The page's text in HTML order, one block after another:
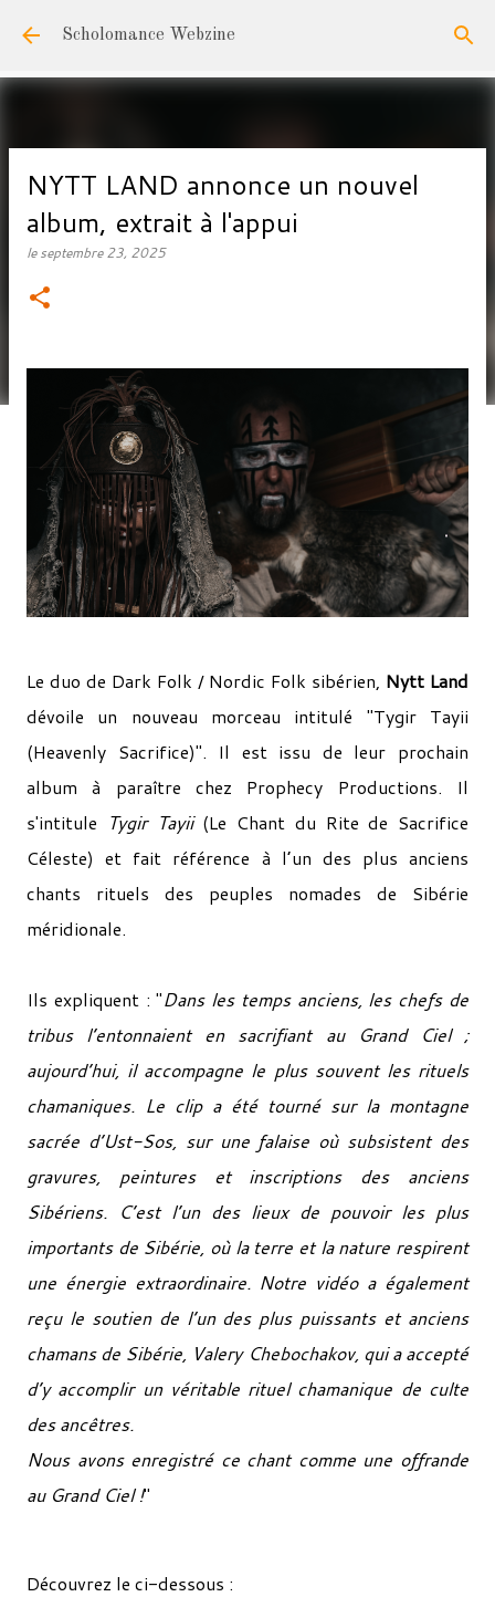
Accéder au contenu principal
Scholomance Webzine
NYTT LAND annonce un nouvel
album, extrait à l'appui
leseptembre 23, 2025
Le duo de Dark Folk / Nordic Folk sibérien, Nytt Land
dévoile un nouveau morceau intitulé "Tygir Tayii
(Heavenly Sacrifice)". Il est issu de leur prochain
album à paraître chez Prophecy Productions. Il
s'intitule Tygir Tayii (Le Chant du Rite de Sacrifice
Céleste) et fait référence à l’un des plus anciens
chants rituels des peuples nomades de Sibérie
méridionale.
Ils expliquent : "Dans les temps anciens, les chefs de
tribus l’entonnaient en sacrifiant au Grand Ciel ;
aujourd’hui, il accompagne le plus souvent les rituels
chamaniques. Le clip a été tourné sur la montagne
sacrée d’Ust-Sos, sur une falaise où subsistent des
gravures, peintures et inscriptions des anciens
Sibériens. C’est l’un des lieux de pouvoir les plus
importants de Sibérie, où la terre et la nature respirent
une énergie extraordinaire. Notre vidéo a également
reçu le soutien de l’un des plus puissants et anciens
chamans de Sibérie, Valery Chebochakov, qui a accepté
d’y accomplir un véritable rituel chamanique de culte
des ancêtres.
Nous avons enregistré ce chant comme une offrande
au Grand Ciel !"
Découvrez le ci-dessous :